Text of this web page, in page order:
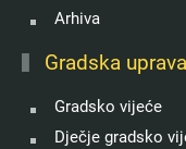
Arhiva
Gradska uprava
Gradsko vijeće
Dječje gradsko